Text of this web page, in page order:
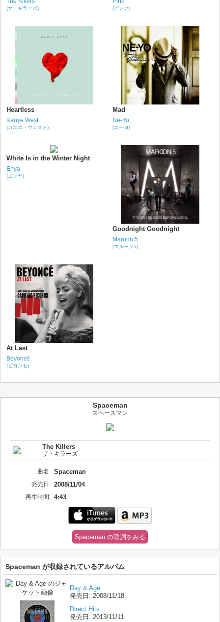
(ザ・キラーズ) (ピンク)
Heartless
Kanye West
(カニエ・ウェスト)
Mad
Ne-Yo
(ニーヨ)
White Is in the Winter Night
Enya
(エンヤ)
Goodnight Goodnight
Maroon 5
(マルーン5)
At Last
Beyoncé
(ビヨンセ)
Spaceman
スペースマン
The Killers
ザ・キラーズ
曲名: Spaceman
発売日: 2008/11/04
再生時間: 4:43
Spaceman の歌詞をみる
Spaceman が収録されているアルバム
Day & Age
発売日: 2008/11/18
Direct Hits
発売日: 2013/11/11